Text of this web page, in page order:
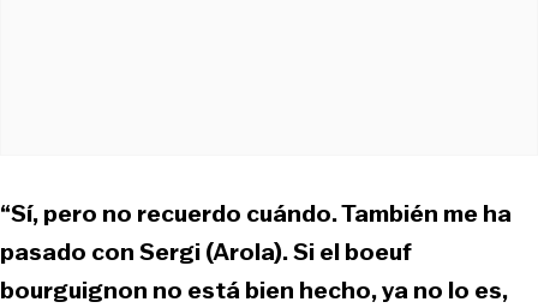
“Sí, pero no recuerdo cuándo. También me ha
pasado con Sergi (Arola). Si el boeuf
bourguignon no está bien hecho, ya no lo es,